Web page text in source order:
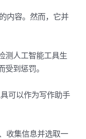
内容。然而，它并
测人工智能工具生
到惩罚。
可以作为写作助手
收集信息并选取一